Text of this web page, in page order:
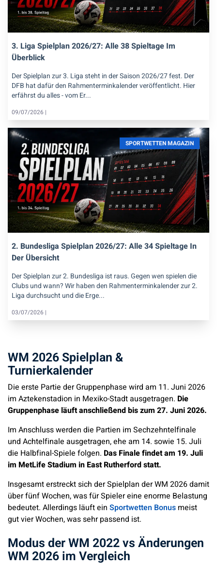
3. Liga Spielplan 2026/27: Alle 38 Spieltage Im
Überblick
Der Spielplan zur 3. Liga steht in der Saison 2026/27 fest. Der
DFB hat dafür den Rahmenterminkalender veröffentlicht. Hier
erfährst du alles - vom Er...
09/07/2026 |
SPORTWETTEN MAGAZIN
2. Bundesliga Spielplan 2026/27: Alle 34 Spieltage In
Der Übersicht
Der Spielplan zur 2. Bundesliga ist raus. Gegen wen spielen die
Clubs und wann? Wir haben den Rahmenterminkalender zur 2.
Liga durchsucht und die Erge...
03/07/2026 |
WM 2026 Spielplan &
Turnierkalender
Die erste Partie der Gruppenphase wird am 11. Juni 2026
im Aztekenstadion in Mexiko-Stadt ausgetragen. Die
Gruppenphase läuft anschließend bis zum 27. Juni 2026.
Im Anschluss werden die Partien im Sechzehntelfinale
und Achtelfinale ausgetragen, ehe am 14. sowie 15. Juli
die Halbfinal-Spiele folgen. Das Finale findet am 19. Juli
im MetLife Stadium in East Rutherford statt.
Insgesamt erstreckt sich der Spielplan der WM 2026 damit
über fünf Wochen, was für Spieler eine enorme Belastung
bedeutet. Allerdings läuft ein Sportwetten Bonus meist
gut vier Wochen, was sehr passend ist.
Modus der WM 2022 vs Änderungen
WM 2026 im Vergleich